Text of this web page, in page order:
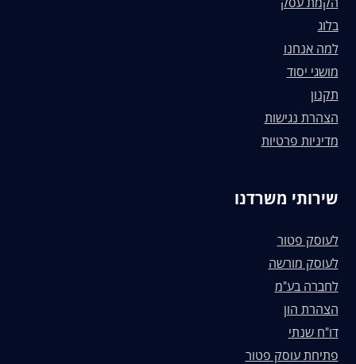
בלוג
למה אנחנו
מושגי יסוד
תקנון
הצהרת נגישות
מדיניות פרטיות
שירותי משרדנו
לעוסק פטור
לעוסק מורשה
לחברה בע"מ
הצהרת הון
דו"ח שנתי
פתיחת עוסק פטור